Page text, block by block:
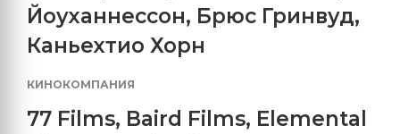
Йоуханнессон, Брюс Гринвуд,
Каньехтио Хорн
КИНОКОМПАНИЯ
77 Films, Baird Films, Elemental